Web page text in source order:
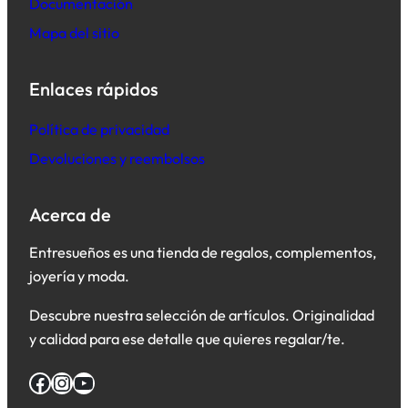
Mapa del sitio
Enlaces rápidos
Política de privacidad
Devoluciones y reembolsos
Acerca de
Entresueños es una tienda de regalos, complementos,
joyería y moda.
Descubre nuestra selección de artículos. Originalidad
y calidad para ese detalle que quieres regalar/te.
Facebook InstagramYouTube